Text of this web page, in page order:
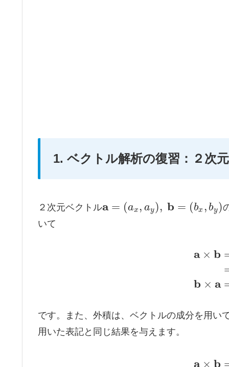
1. ベクトル解析の復習：２次
２次元ベクトルa = (ax , ay), b = (bx , by)
いて
a × b
b × a
です。また、外積は、ベクトルの成分を用い
用いた表記と同じ結果を与えます。
a × b